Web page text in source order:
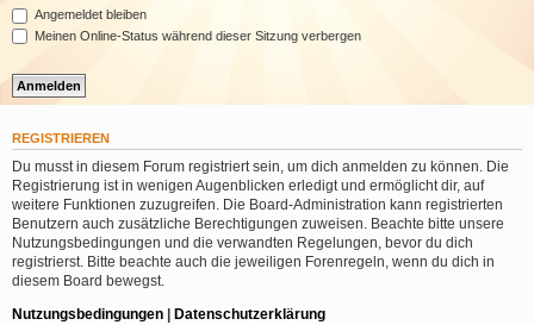
Angemeldet bleiben
Meinen Online-Status während dieser Sitzung verbergen
REGISTRIEREN
Du musst in diesem Forum registriert sein, um dich anmelden zu können. Die
Registrierung ist in wenigen Augenblicken erledigt und ermöglicht dir, auf
weitere Funktionen zuzugreifen. Die Board-Administration kann registrierten
Benutzern auch zusätzliche Berechtigungen zuweisen. Beachte bitte unsere
Nutzungsbedingungen und die verwandten Regelungen, bevor du dich
registrierst. Bitte beachte auch die jeweiligen Forenregeln, wenn du dich in
diesem Board bewegst.
Nutzungsbedingungen | Datenschutzerklärung